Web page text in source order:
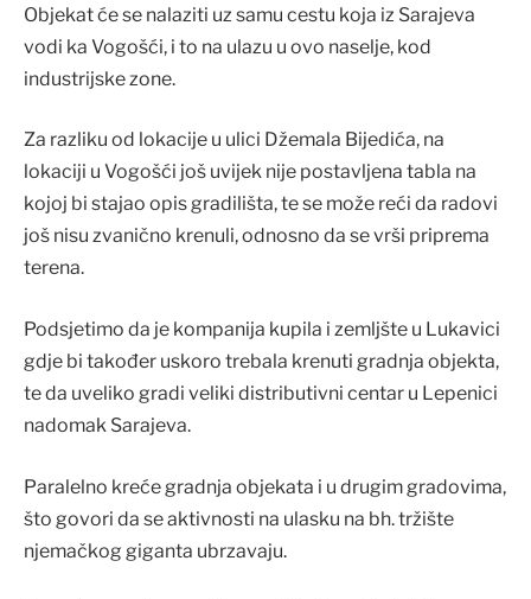
Objekat će se nalaziti uz samu cestu koja iz Sarajeva
vodi ka Vogošći, i to na ulazu u ovo naselje, kod
industrijske zone.
Za razliku od lokacije u ulici Džemala Bijedića, na
lokaciji u Vogošći još uvijek nije postavljena tabla na
kojoj bi stajao opis gradilišta, te se može reći da radovi
još nisu zvanično krenuli, odnosno da se vrši priprema
terena.
Podsjetimo da je kompanija kupila i zemljšte u Lukavici
gdje bi također uskoro trebala krenuti gradnja objekta,
te da uveliko gradi veliki distributivni centar u Lepenici
nadomak Sarajeva.
Paralelno kreće gradnja objekata i u drugim gradovima,
što govori da se aktivnosti na ulasku na bh. tržište
njemačkog giganta ubrzavaju.